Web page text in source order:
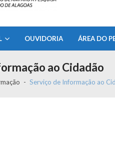
OUVIDORIA ÁREA DO
ao Cidadão
Serviço de Informação ao